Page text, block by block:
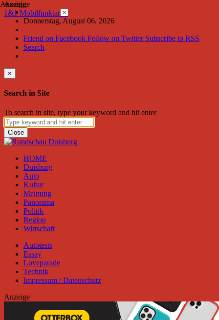
Donnerstag, August 06, 2026
Friend on Facebook Follow on Twitter Subscribe to RSS
Search
×
Search in Site
To search in site, type your keyword and hit enter
Close
HOME
Duisburg
Auto
Kultur
Meinung
Panorama
Politik
Region
Wirtschaft
Autotests
Essay
Loveparade
Technik
Impressum / Datenschutz
Anzeige
Anzeige
×
1&1 Mobilfunktarife
Anzeige